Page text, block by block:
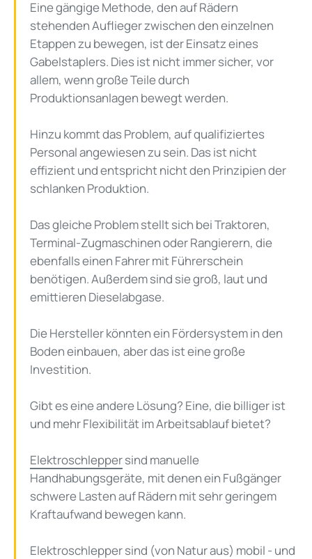
Eine gängige Methode, den auf Rädern
stehenden Auflieger zwischen den einzelnen
Etappen zu bewegen, ist der Einsatz eines
Gabelstaplers. Dies ist nicht immer sicher, vor
allem, wenn große Teile durch
Produktionsanlagen bewegt werden.
Hinzu kommt das Problem, auf qualifiziertes
Personal angewiesen zu sein. Das ist nicht
effizient und entspricht nicht den Prinzipien der
schlanken Produktion.
Das gleiche Problem stellt sich bei Traktoren,
Terminal-Zugmaschinen oder Rangierern, die
ebenfalls einen Fahrer mit Führerschein
benötigen. Außerdem sind sie groß, laut und
emittieren Dieselabgase.
Die Hersteller könnten ein Fördersystem in den
Boden einbauen, aber das ist eine große
Investition.
Gibt es eine andere Lösung? Eine, die billiger ist
und mehr Flexibilität im Arbeitsablauf bietet?
Elektroschleppersind manuelle
Handhabungsgeräte, mit denen ein Fußgänger
schwere Lasten auf Rädern mit sehr geringem
Kraftaufwand bewegen kann.
Elektroschlepper sind (von Natur aus) mobil - und